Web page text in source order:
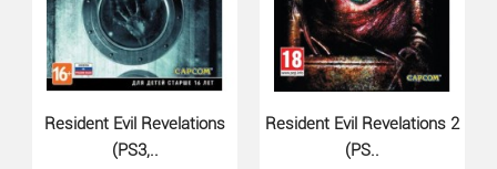
серию к ее истокам. Lost Planet 3 возвращается в EDN..
Resident Evil Revelations
(PS3,..
Resident Evil Revelations 2
(PS..